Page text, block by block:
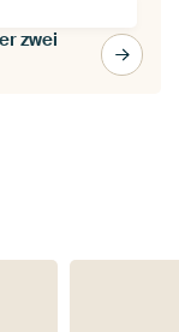
zwei